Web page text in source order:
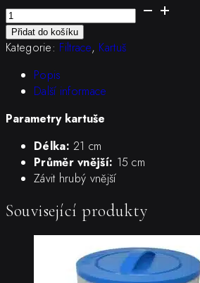
Kartuše
Darlly
SC714
množství
Přidat do košíku
Kategorie: Filtrace, Kartuš
Popis
Další informace
Parametry kartuše
Délka: 21 cm
Průměr vnější: 15 cm
Závit hrubý vnější
Související produkty